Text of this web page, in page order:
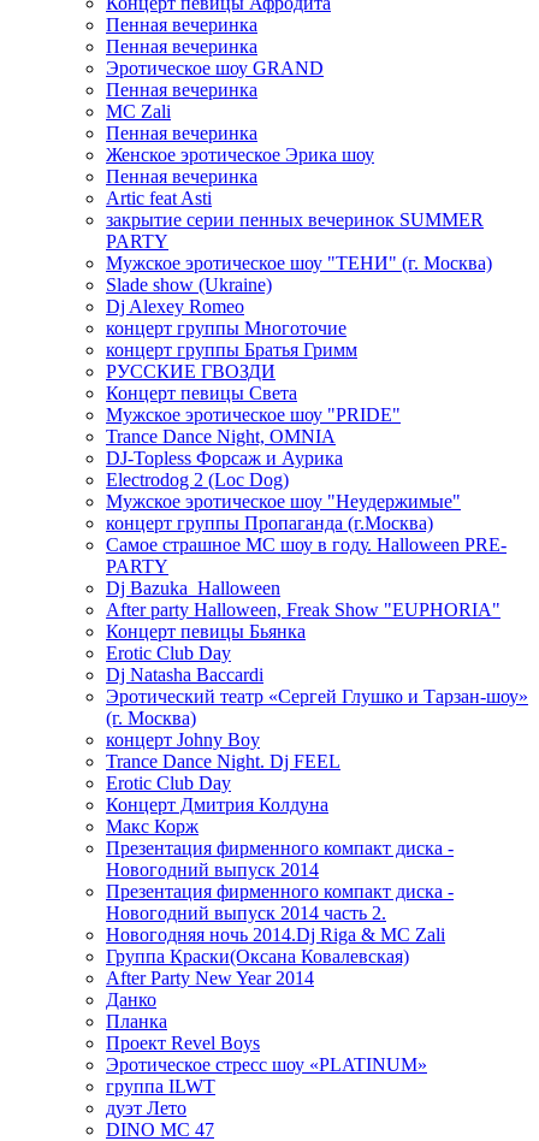
Пенная вечеринка
Пенная вечеринка
Эротическое шоу GRAND
Пенная вечеринка
MC Zali
Пенная вечеринка
Женское эротическое Эрика шоу
Пенная вечеринка
Artic feat Asti
закрытие серии пенных вечеринок SUMMER
PARTY
Мужское эротическое шоу "ТЕНИ" (г. Москва)
Slade show (Ukraine)
Dj Alexey Romeo
концерт группы Многоточие
концерт группы Братья Гримм
РУССКИЕ ГВОЗДИ
Концерт певицы Света
Мужское эротическое шоу "PRIDE"
Trance Dance Night, OMNIA
DJ-Topless Форсаж и Аурика
Electrodog 2 (Loc Dog)
Мужское эротическое шоу "Неудержимые"
концерт группы Пропаганда (г.Москва)
Самое страшное МС шоу в году. Halloween PRE-
PARTY
Dj Bazuka_Halloween
After party Halloween, Freak Show "EUPHORIA"
Концерт певицы Бьянка
Erotic Club Day
Dj Natasha Baccardi
Эротический театр «Сергей Глушко и Тарзан-шоу»
(г. Москва)
концерт Johny Boy
Trance Dance Night. Dj FEEL
Erotic Club Day
Концерт Дмитрия Колдуна
Макс Корж
Презентация фирменного компакт диска -
Новогодний выпуск 2014
Презентация фирменного компакт диска -
Новогодний выпуск 2014 часть 2.
Новогодняя ночь 2014.Dj Riga & MC Zali
Группа Краски(Оксана Ковалевская)
After Party New Year 2014
Данко
Планка
Проект Revel Boys
Эротическое стресс шоу «PLATINUM»
группа ILWT
дуэт Лето
DINO MC 47